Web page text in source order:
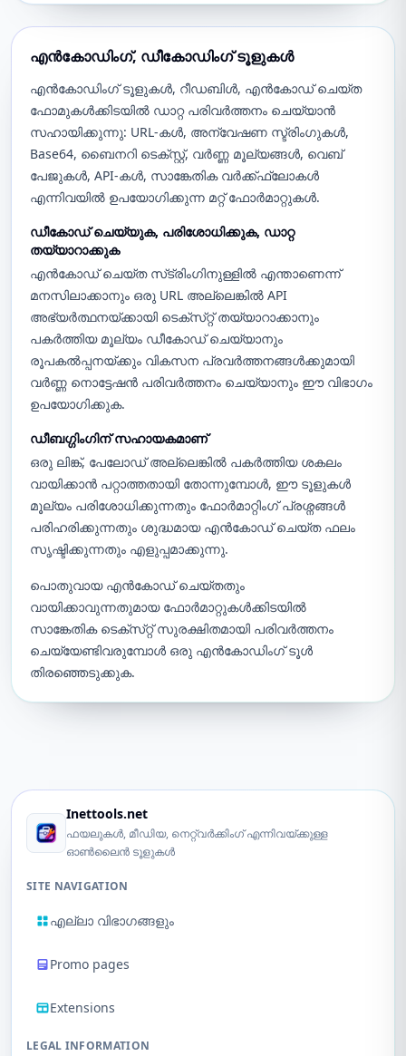
എൻകോഡിംഗ്, ഡീകോഡിംഗ് ടൂളുകൾ
എൻകോഡിംഗ് ടൂളുകൾ, റീഡബിൾ, എൻകോഡ് ചെയ്ത
ഫോമുകൾക്കിടയിൽ ഡാറ്റ പരിവർത്തനം ചെയ്യാൻ
സഹായിക്കുന്നു: URL-കൾ, അന്വേഷണ സ്ട്രിംഗുകൾ,
Base64, ബൈനറി ടെക്സ്റ്റ്, വർണ്ണ മൂല്യങ്ങൾ, വെബ്
പേജുകൾ, API-കൾ, സാങ്കേതിക വർക്ക്ഫ്ലോകൾ
എന്നിവയിൽ ഉപയോഗിക്കുന്ന മറ്റ് ഫോർമാറ്റുകൾ.
ഡീകോഡ് ചെയ്യുക, പരിശോധിക്കുക, ഡാറ്റ
തയ്യാറാക്കുക
എൻകോഡ് ചെയ്‌ത സ്‌ട്രിംഗിനുള്ളിൽ എന്താണെന്ന്
മനസിലാക്കാനും ഒരു URL അല്ലെങ്കിൽ API
അഭ്യർത്ഥനയ്‌ക്കായി ടെക്‌സ്‌റ്റ് തയ്യാറാക്കാനും
പകർത്തിയ മൂല്യം ഡീകോഡ് ചെയ്യാനും
രൂപകൽപ്പനയ്‌ക്കും വികസന പ്രവർത്തനങ്ങൾക്കുമായി
വർണ്ണ നൊട്ടേഷൻ പരിവർത്തനം ചെയ്യാനും ഈ വിഭാഗം
ഉപയോഗിക്കുക.
ഡീബഗ്ഗിംഗിന് സഹായകമാണ്
ഒരു ലിങ്ക്, പേലോഡ് അല്ലെങ്കിൽ പകർത്തിയ ശകലം
വായിക്കാൻ പറ്റാത്തതായി തോന്നുമ്പോൾ, ഈ ടൂളുകൾ
മൂല്യം പരിശോധിക്കുന്നതും ഫോർമാറ്റിംഗ് പ്രശ്നങ്ങൾ
പരിഹരിക്കുന്നതും ശുദ്ധമായ എൻകോഡ് ചെയ്ത ഫലം
സൃഷ്ടിക്കുന്നതും എളുപ്പമാക്കുന്നു.
പൊതുവായ എൻകോഡ് ചെയ്തതും
വായിക്കാവുന്നതുമായ ഫോർമാറ്റുകൾക്കിടയിൽ
സാങ്കേതിക ടെക്‌സ്‌റ്റ് സുരക്ഷിതമായി പരിവർത്തനം
ചെയ്യേണ്ടിവരുമ്പോൾ ഒരു എൻകോഡിംഗ് ടൂൾ
തിരഞ്ഞെടുക്കുക.
Inettools.net
ഫയലുകൾ, മീഡിയ, നെറ്റ്‌വർക്കിംഗ് എന്നിവയ്ക്കുള്ള
ഓൺലൈൻ ടൂളുകൾ
SITE NAVIGATION
എല്ലാ വിഭാഗങ്ങളും
Promo pages
Extensions
LEGAL INFORMATION